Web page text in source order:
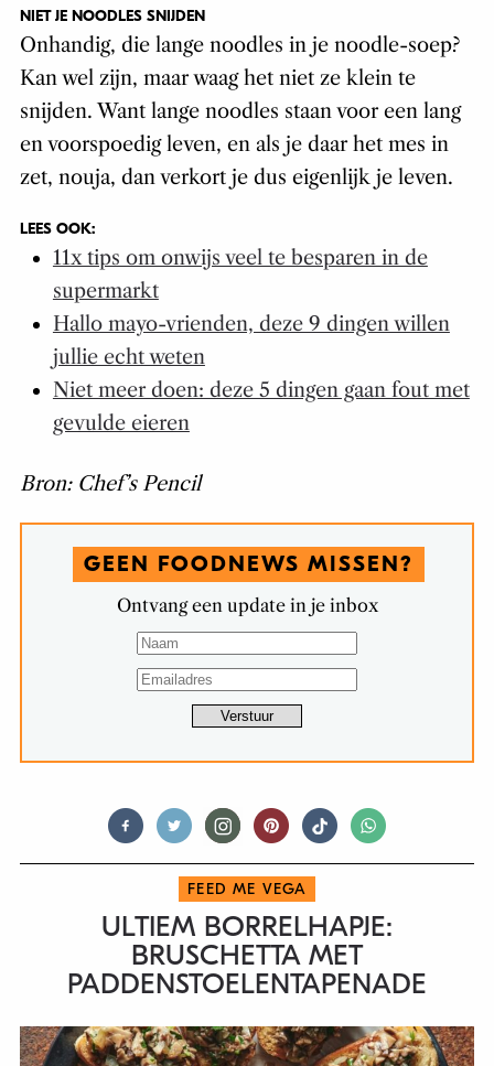
NIET JE NOODLES SNIJDEN
Onhandig, die lange noodles in je noodle-soep?
Kan wel zijn, maar waag het niet ze klein te
snijden. Want lange noodles staan voor een lang
en voorspoedig leven, en als je daar het mes in
zet, nouja, dan verkort je dus eigenlijk je leven.
LEES OOK:
11x tips om onwijs veel te besparen in de
supermarkt
Hallo mayo-vrienden, deze 9 dingen willen
jullie echt weten
Niet meer doen: deze 5 dingen gaan fout met
gevulde eieren
Bron: Chef’s Pencil
GEEN FOODNEWS MISSEN?
Ontvang een update in je inbox
FEED ME VEGA
ULTIEM BORRELHAPJE:
BRUSCHETTA MET
PADDENSTOELENTAPENADE